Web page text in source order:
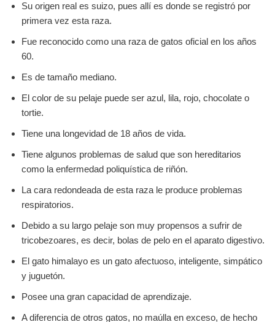
Su origen real es suizo, pues allí es donde se registró por
primera vez esta raza.
Fue reconocido como una raza de gatos oficial en los años
60.
Es de tamaño mediano.
El color de su pelaje puede ser azul, lila, rojo, chocolate o
tortie.
Tiene una longevidad de 18 años de vida.
Tiene algunos problemas de salud que son hereditarios
como la enfermedad poliquística de riñón.
La cara redondeada de esta raza le produce problemas
respiratorios.
Debido a su largo pelaje son muy propensos a sufrir de
tricobezoares, es decir, bolas de pelo en el aparato digestivo.
El gato himalayo es un gato afectuoso, inteligente, simpático
y juguetón.
Posee una gran capacidad de aprendizaje.
A diferencia de otros gatos, no maúlla en exceso, de hecho